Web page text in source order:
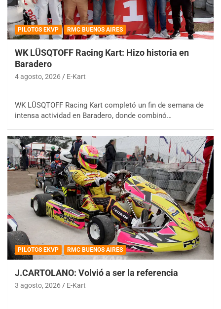
PILOTOS EKVP RMC BUENOS AIRES
WK LÜSQTOFF Racing Kart: Hizo historia en
Baradero
4 agosto, 2026 E-Kart
WK LÜSQTOFF Racing Kart completó un fin de semana de
intensa actividad en Baradero, donde combinó…
PILOTOS EKVP RMC BUENOS AIRES
J.CARTOLANO: Volvió a ser la referencia
3 agosto, 2026 E-Kart
COBERTURA ESPECIAL DE E-KART.COM.AR